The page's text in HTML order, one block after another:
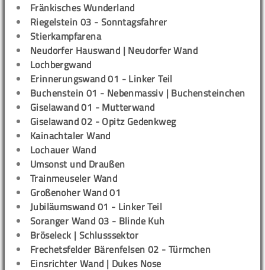
Fränkisches Wunderland
Riegelstein 03 - Sonntagsfahrer
Stierkampfarena
Neudorfer Hauswand | Neudorfer Wand
Lochbergwand
Erinnerungswand 01 - Linker Teil
Buchenstein 01 - Nebenmassiv | Buchensteinchen
Giselawand 01 - Mutterwand
Giselawand 02 - Opitz Gedenkweg
Kainachtaler Wand
Lochauer Wand
Umsonst und Draußen
Trainmeuseler Wand
Großenoher Wand 01
Jubiläumswand 01 - Linker Teil
Soranger Wand 03 - Blinde Kuh
Bröseleck | Schlusssektor
Frechetsfelder Bärenfelsen 02 - Türmchen
Einsrichter Wand | Dukes Nose